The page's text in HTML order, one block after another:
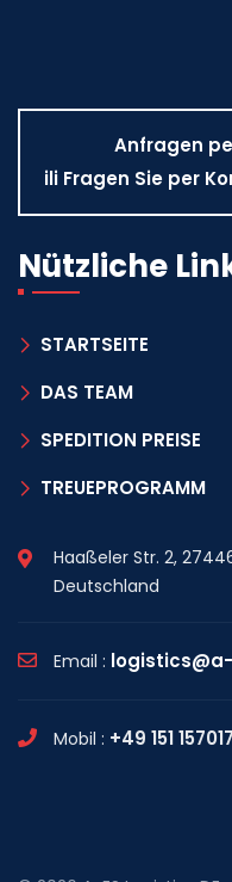
Anfragen
ili Fragen Sie per
Nützliche
STARTSEITE
DAS TEAM
SPEDITION PREISE
TREUEPROGRAMM
Haaßeler Str. 2,
Deutschland
Email :
Mobil : +49 151